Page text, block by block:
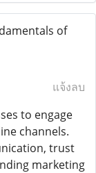
of
แจ้งลบ
to engage
channels.
trust
marketing